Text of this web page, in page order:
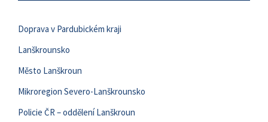
Doprava v Pardubickém kraji
Lanškrounsko
Město Lanškroun
Mikroregion Severo-Lanškrounsko
Policie ČR – oddělení Lanškroun